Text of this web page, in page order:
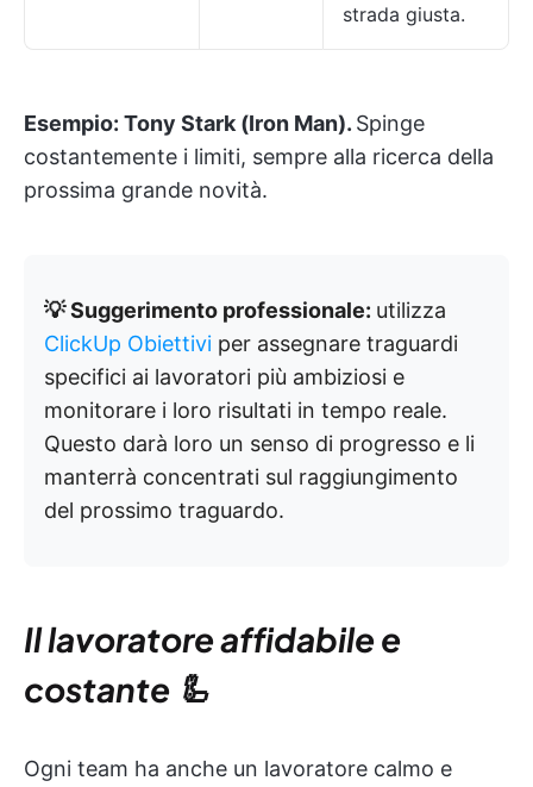
strada giusta.
Esempio: Tony Stark (Iron Man). Spinge
costantemente i limiti, sempre alla ricerca della
prossima grande novità.
💡 Suggerimento professionale: utilizza
ClickUp Obiettivi per assegnare traguardi
specifici ai lavoratori più ambiziosi e
monitorare i loro risultati in tempo reale.
Questo darà loro un senso di progresso e li
manterrà concentrati sul raggiungimento
del prossimo traguardo.
Il lavoratore affidabile e
costante 🦾
Ogni team ha anche un lavoratore calmo e